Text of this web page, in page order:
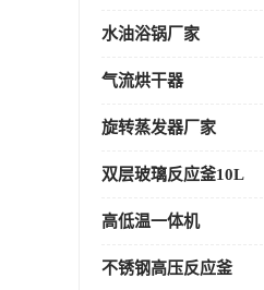
水油浴锅厂家
气流烘干器
旋转蒸发器厂家
双层玻璃反应釜10L
高低温一体机
不锈钢高压反应釜